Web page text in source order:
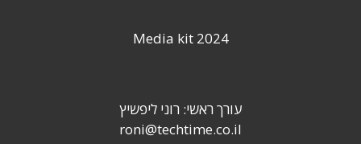
Media kit 2024
עורך ראשי: רוני ליפשיץ
roni@techtime.co.il